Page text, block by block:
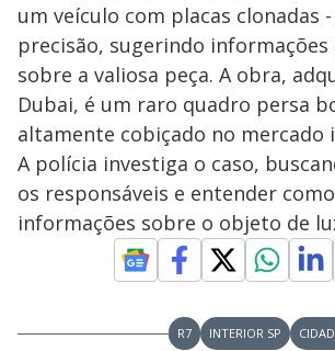
um veículo com placas clonadas
precisão, sugerindo
sobre a valiosa peça. A obra,
Dubai, é um raro quadro persa
altamente cobiçado no mercado
A polícia investiga o caso,
os responsáveis e entender
informações sobre o objeto de
R7 INTERIOR SP